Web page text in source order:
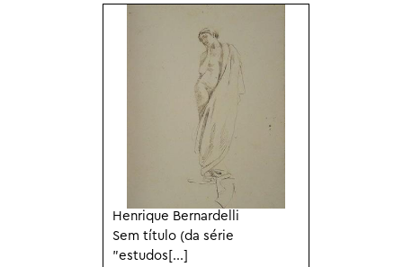
Henrique Bernardelli
Sem título (da série
"estudos[...]